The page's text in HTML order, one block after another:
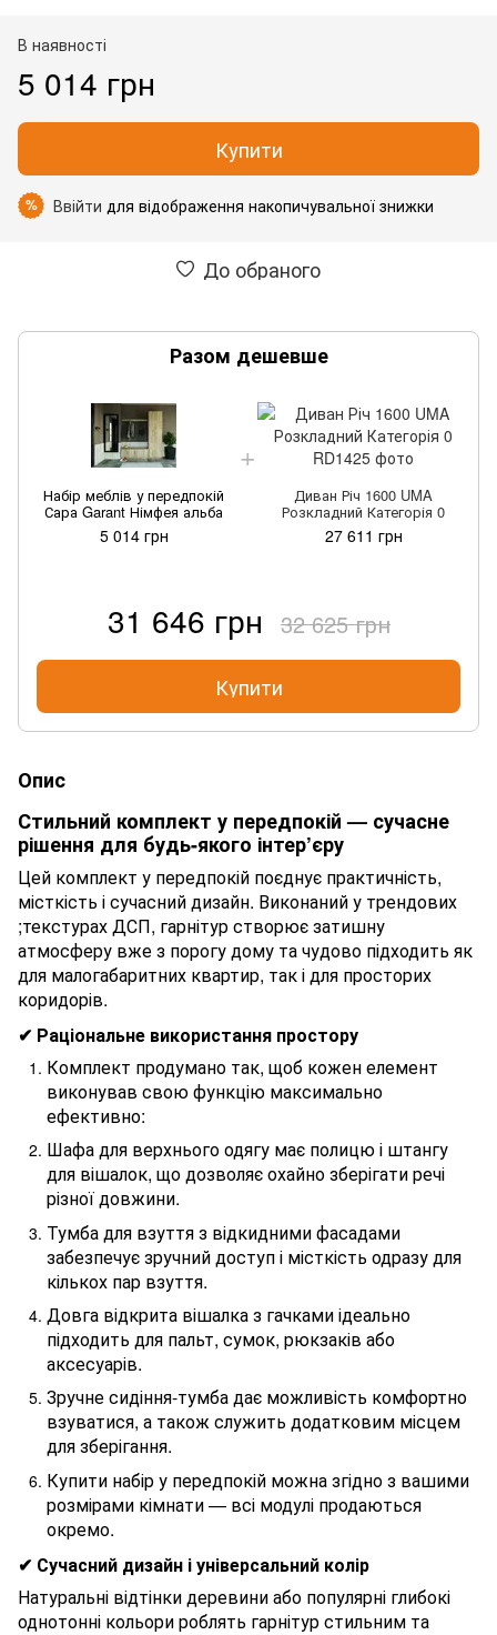
В наявності
5 014 грн
Купити
% Ввійти для відображення накопичувальної знижки
До обраного
Разом дешевше
Набір меблів у передпокій
Сара Garant Німфея альба
5 014 грн
Диван Річ 1600 UMA
Розкладний Категорія 0
27 611 грн
31 646 грн 32 625 грн
Купити
Опис
Стильний комплект у передпокій — сучасне
рішення для будь-якого інтер’єру
Цей комплект у передпокій поєднує практичність,
місткість і сучасний дизайн. Виконаний у трендових
;текстурах ДСП, гарнітур створює затишну
атмосферу вже з порогу дому та чудово підходить як
для малогабаритних квартир, так і для просторих
коридорів.
✔ Раціональне використання простору
Комплект продумано так, щоб кожен елемент
виконував свою функцію максимально
ефективно:
Шафа для верхнього одягу має полицю і штангу
для вішалок, що дозволяє охайно зберігати речі
різної довжини.
Тумба для взуття з відкидними фасадами
забезпечує зручний доступ і місткість одразу для
кількох пар взуття.
Довга відкрита вішалка з гачками ідеально
підходить для пальт, сумок, рюкзаків або
аксесуарів.
Зручне сидіння-тумба дає можливість комфортно
взуватися, а також служить додатковим місцем
для зберігання.
Купити набір у передпокій можна згідно з вашими
розмірами кімнати — всі модулі продаються
окремо.
✔ Сучасний дизайн і універсальний колір
Натуральні відтінки деревини або популярні глибокі
однотонні кольори роблять гарнітур стильним та